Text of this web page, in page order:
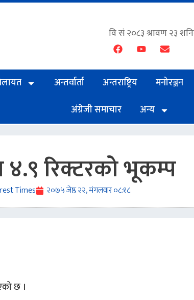
अन्तर्वार्ता अन्तराष्ट्रिय मनोरञ्जन
अंग्रेजी समाचार
अन्य
४.९ रिक्टरको भूकम्प
Times २०७५ जेष्ठ २२, मंगलवार ०८:१८
छ ।